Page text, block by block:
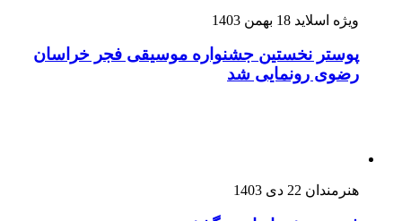
ویژه اسلاید 18 بهمن 1403
پوستر نخستین جشنواره موسیقی فجر خراسان
رضوی رونمایی شد
هنرمندان 22 دی 1403